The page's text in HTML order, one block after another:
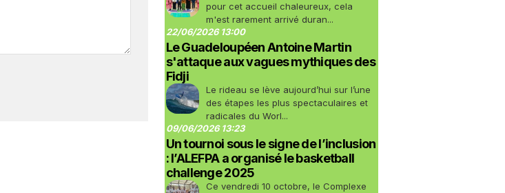
pour cet accueil chaleureux, cela
m'est rarement arrivé duran...
22/06/2026 13:00
Le Guadeloupéen Antoine Martin
s'attaque aux vagues mythiques des
Fidji
Le rideau se lève aujourd’hui sur l’une
des étapes les plus spectaculaires et
radicales du Worl...
09/06/2026 13:23
Un tournoi sous le signe de l’inclusion
: l’ALEFPA a organisé le basketball
challenge 2025
Ce vendredi 10 octobre, le Complexe